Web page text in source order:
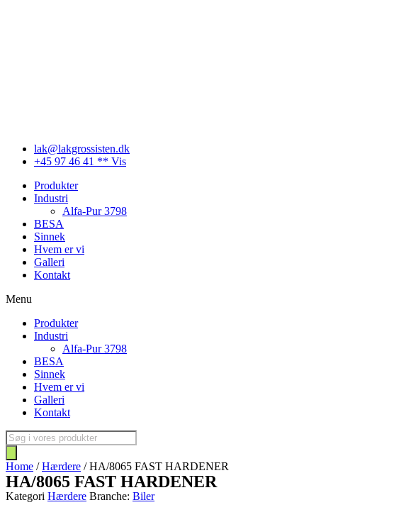
lak@lakgrossisten.dk
+45 97 46 41 ** Vis
Produkter
Industri
Alfa-Pur 3798
BESA
Sinnek
Hvem er vi
Galleri
Kontakt
Menu
Produkter
Industri
Alfa-Pur 3798
BESA
Sinnek
Hvem er vi
Galleri
Kontakt
Products
search
Home /Hærdere / HA/8065 FAST HARDENER
HA/8065 FAST HARDENER
Kategori Hærdere Branche: Biler